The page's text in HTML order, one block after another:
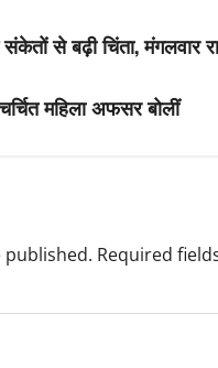
से बढ़ी चिंता, मंगलवार
महिला अफसर बोलीं
published. Required